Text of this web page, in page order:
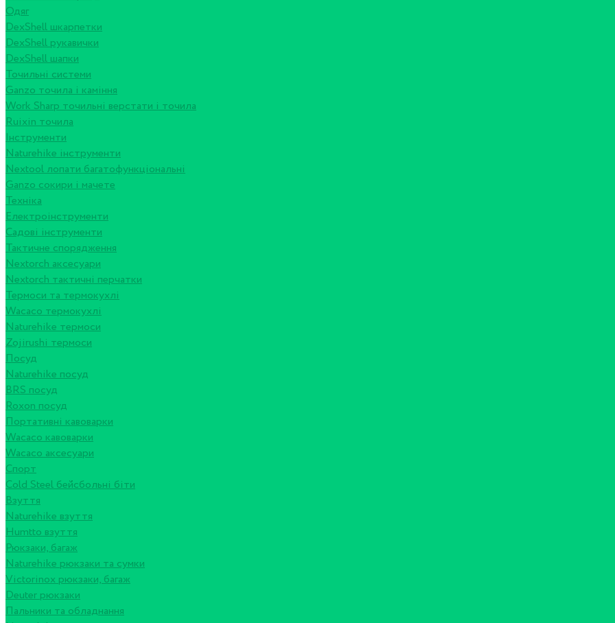
Одяг
DexShell шкарпетки
DexShell рукавички
DexShell шапки
Точильні системи
Ganzo точила і каміння
Work Sharp точильні верстати і точила
Ruixin точила
Інструменти
Naturehike інструменти
Nextool лопати багатофункціональні
Ganzo сокири і мачете
Техніка
Електроінструменти
Садові інструменти
Тактичне спорядження
Nextorch аксесуари
Nextorch тактичні перчатки
Термоси та термокухлі
Wacaco термокухлі
Naturehike термоси
Zojirushi термоси
Посуд
Naturehike посуд
BRS посуд
Roxon посуд
Портативні кавоварки
Wacaco кавоварки
Wacaco аксесуари
Спорт
Cold Steel бейсбольні біти
Взуття
Naturehike взуття
Humtto взуття
Рюкзаки, багаж
Naturehike рюкзаки та сумки
Victorinox рюкзаки, багаж
Deuter рюкзаки
Пальники та обладнання